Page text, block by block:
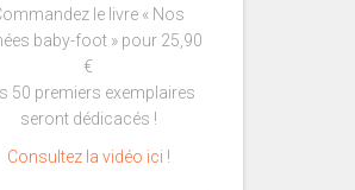
le livre « Nos
baby-foot » pour 25,90
€
50 premiers exemplaires
seront dédicacés !
Consultez la vidéo ici !